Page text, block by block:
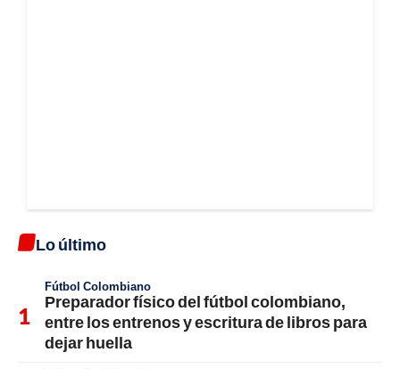
Lo último
Fútbol Colombiano
Preparador físico del fútbol colombiano,
entre los entrenos y escritura de libros para
dejar huella